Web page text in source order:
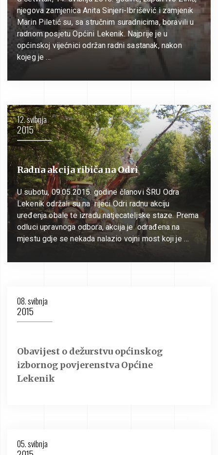
njegova zamjenica Anita Sinjeri-Ibrišević i zamjenik
Marin Piletić su, sa stručnim suradnicima, boravili u
radnom posjetu Općini Lekenik. Najprije je u
općinskoj vijećnici održan radni sastanak, nakon
kojeg je …
12. svibnja
2015
Radna akcija ribiča na Odri
U subotu, 09.05.2015. godine članovi ŠRU Odra
Lekenik održali su na rijeci Odri radnu akciju
uređenja obale te izradu natjecateljske staze. Prema
odluci upravnoga odbora, akcija je odrađena na
mjestu gdje se nekada nalazio vojni most koji je …
08. svibnja
2015
Obavijest o dežurstvu općinskog
izbornog povjerenstva Općine
Lekenik
05. svibnja